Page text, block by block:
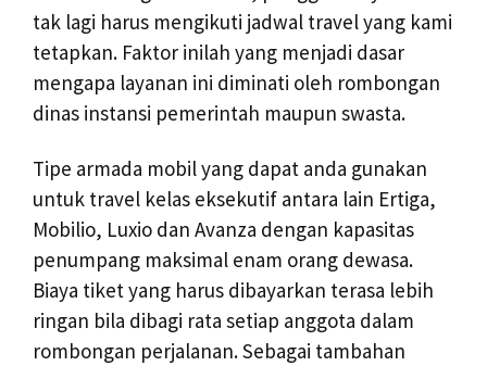
tak lagi harus mengikuti jadwal travel yang kami
tetapkan. Faktor inilah yang menjadi dasar
mengapa layanan ini diminati oleh rombongan
dinas instansi pemerintah maupun swasta.
Tipe armada mobil yang dapat anda gunakan
untuk travel kelas eksekutif antara lain Ertiga,
Mobilio, Luxio dan Avanza dengan kapasitas
penumpang maksimal enam orang dewasa.
Biaya tiket yang harus dibayarkan terasa lebih
ringan bila dibagi rata setiap anggota dalam
rombongan perjalanan. Sebagai tambahan